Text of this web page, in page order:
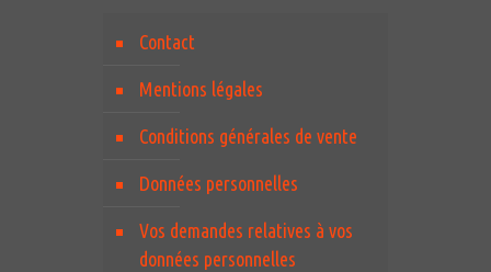
Contact
Mentions légales
Conditions générales de vente
Données personnelles
Vos demandes relatives à vos
données personnelles